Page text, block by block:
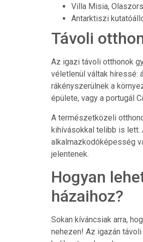
Villa Misia,
Antarktiszi
Távoli
Az igazi távoli otthonok
véletlenül váltak híressé:
rákényszerülnek a
épülete, vagy a portugál
A természetközeli
kihívásokkal telibb is lett.
alkalmazkodóképesség
jelentenek.
Hogyan
házaihoz?
Sokan kíváncsiak arra,
nehezen! Az igazán